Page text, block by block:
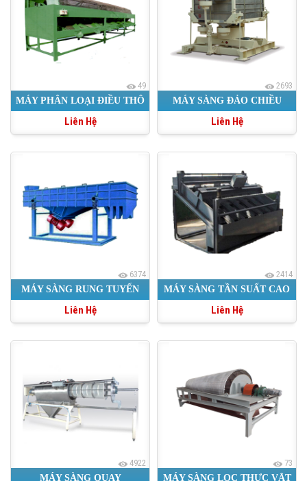
49
MÁY PHÂN LOẠI ĐIỀU THÔ
Liên Hệ
2693
MÁY SÀNG ĐẢO CHIỀU
Liên Hệ
6374
MÁY SÀNG RUNG TUYẾN
TÍNH
Liên Hệ
2414
MÁY SÀNG TẦN SUẤT CAO
Liên Hệ
4922
MÁY SÀNG QUAY
73
MÁY SÀNG LỌC THỰC VẬT